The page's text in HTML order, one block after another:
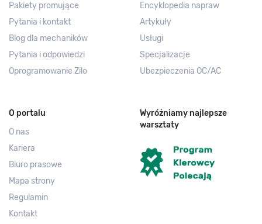
Pakiety promujące
Pytania i kontakt
Blog dla mechaników
Pytania i odpowiedzi
Oprogramowanie Zilo
Encyklopedia napraw
Artykuły
Usługi
Specjalizacje
Ubezpieczenia OC/AC
O portalu
O nas
Kariera
Biuro prasowe
Mapa strony
Regulamin
Kontakt
Wyróżniamy najlepsze
warsztaty